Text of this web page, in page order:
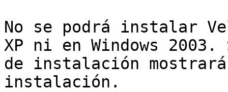
No se podrá instalar
XP ni en Windows
de instalación
instalación.